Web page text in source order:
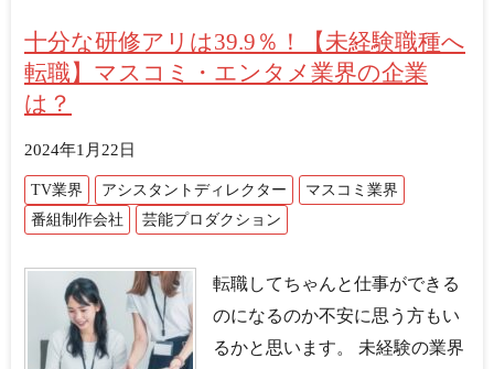
十分な研修アリは39.9％！【未経験職種へ
転職】マスコミ・エンタメ業界の企業
は？
2024年1月22日
TV業界 アシスタントディレクター
マスコミ業界
番組制作会社
芸能プロダクション
転職してちゃんと仕事ができる
のになるのか不安に思う方もい
るかと思います。 未経験の業界